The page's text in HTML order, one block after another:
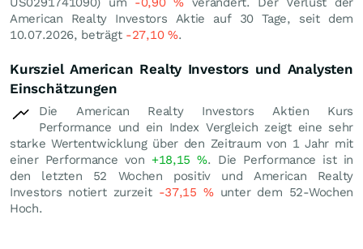
American Realty Investors Aktie auf 30 Tage, seit dem
10.07.2026, beträgt -27,10 %.
Kursziel American Realty Investors und Analysten
Einschätzungen
Die American Realty Investors Aktien Kurs
Performance und ein Index Vergleich zeigt eine sehr
starke Wertentwicklung über den Zeitraum von 1 Jahr mit
einer Performance von +18,15%. Die Performance ist in
den letzten 52 Wochen positiv und American Realty
Investors notiert zurzeit -37,15 %unter dem 52-Wochen
Hoch.